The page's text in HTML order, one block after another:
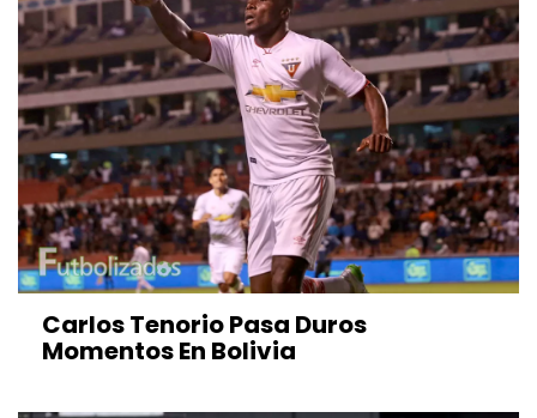
Carlos Tenorio Pasa Duros
Momentos En Bolivia